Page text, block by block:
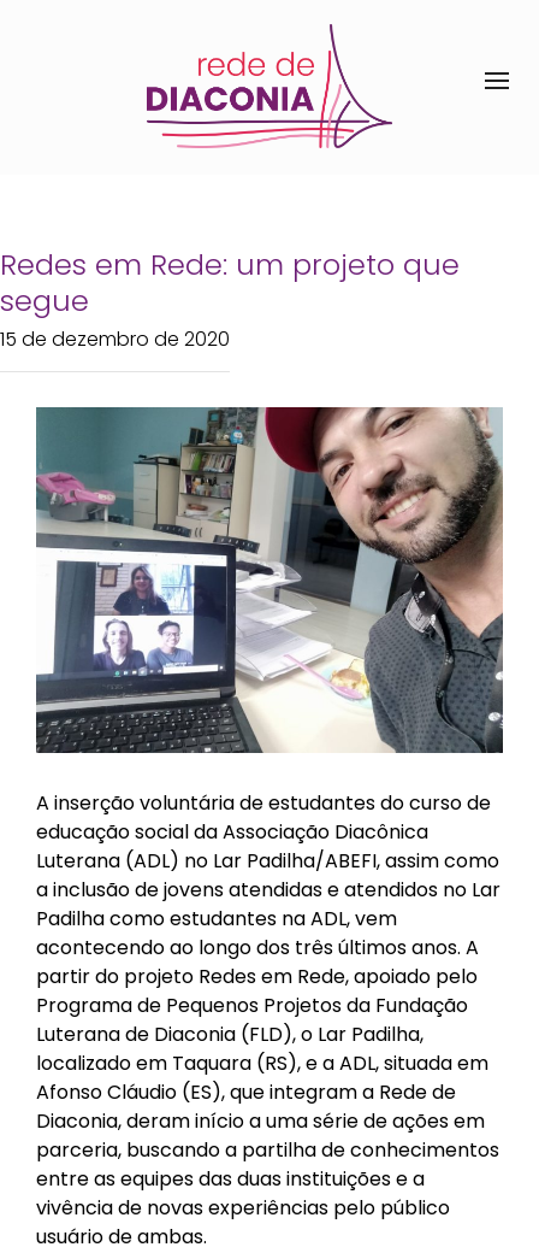
Redes em Rede: um projeto que
segue
15 de dezembro de 2020
A inserção voluntária de estudantes do curso de
educação social da Associação Diacônica
Luterana (ADL) no Lar Padilha/ABEFI, assim como
a inclusão de jovens atendidas e atendidos no Lar
Padilha como estudantes na ADL, vem
acontecendo ao longo dos três últimos anos. A
partir do projeto Redes em Rede, apoiado pelo
Programa de Pequenos Projetos da Fundação
Luterana de Diaconia (FLD), o Lar Padilha,
localizado em Taquara (RS), e a ADL, situada em
Afonso Cláudio (ES), que integram a Rede de
Diaconia, deram início a uma série de ações em
parceria, buscando a partilha de conhecimentos
entre as equipes das duas instituições e a
vivência de novas experiências pelo público
usuário de ambas.